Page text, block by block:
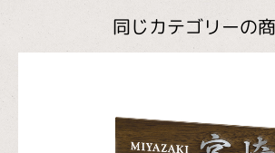
同じカテゴリーの